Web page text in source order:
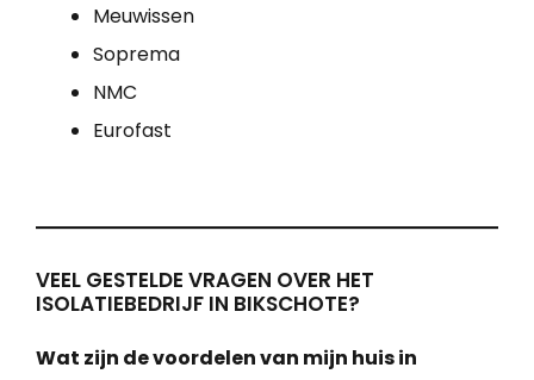
Meuwissen
Soprema
NMC
Eurofast
VEEL GESTELDE VRAGEN OVER HET
ISOLATIEBEDRIJF IN BIKSCHOTE?
Wat zijn de voordelen van mijn huis in